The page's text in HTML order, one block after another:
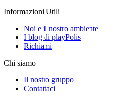
Informazioni Utili
Noi e il nostro ambiente
I blog di playPolis
Richiami
Chi siamo
Il nostro gruppo
Contattaci